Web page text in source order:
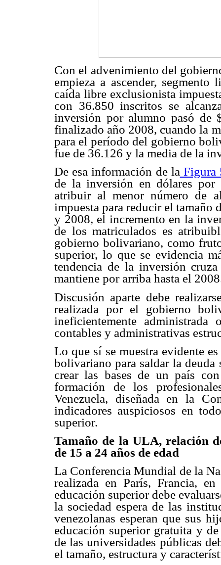
Con el advenimiento del
empieza a ascender,
caída libre exclusionista
con 36.850 inscritos se
inversión por alumno pasó de
finalizado año 2008, cuando la
para el período del gobierno
fue de 36.126 y la media de la
De esa información de laFigura
de la inversión en dólares
atribuir al menor número de
impuesta para reducir el tamaño
y 2008, el incremento en la
de los matriculados es
gobierno bolivariano, como
superior, lo que se evidencia
tendencia de la inversión
mantiene por arriba hasta el
Discusión aparte debe
realizada por el gobierno
ineficientemente
contables y administrativas
Lo que sí se muestra evidente
bolivariano para saldar la
crear las bases de un país
formación de los
Venezuela, diseñada en la
indicadores auspiciosos en
superior.
Tamaño de la ULA, relación
de 15 a 24 años de edad
La Conferencia Mundial de la
realizada en París, Francia,
educación superior debe
la sociedad espera de las
venezolanas esperan que sus
educación superior gratuita y
de las universidades públicas
el tamaño, estructura y